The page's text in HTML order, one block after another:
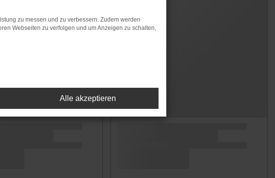
zu messen und zu verbessern. Zudem werden
Webseiten zu verfolgen und um Anzeigen zu schalten,
Alle akzeptieren